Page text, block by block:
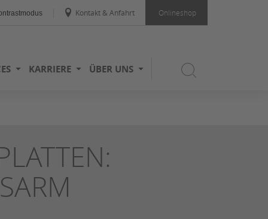
Kontakt & Anfahrt Onlineshop
KARRIERE ÜBER UNS